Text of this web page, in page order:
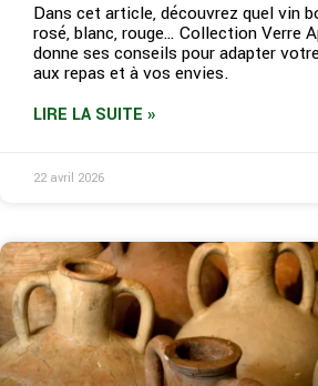
Dans cet article, découvrez quel vin
rosé, blanc, rouge… Collection Verre
donne ses conseils pour adapter
aux repas et à vos envies.
LIRE LA SUITE »
22 avril 2026